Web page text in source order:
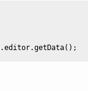
.editor.getData( ) ;